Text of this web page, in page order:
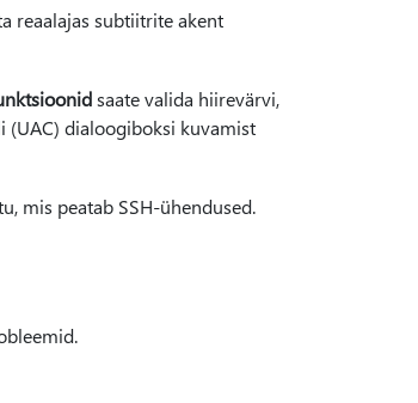
reaalajas subtiitrite akent
saate valida hiirevärvi,
(UAC) dialoogiboksi kuvamist
mis peatab SSH-ühendused.